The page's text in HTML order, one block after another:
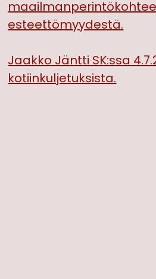
esteettömyydestä.
Jaakko Jäntti SK:ssa
kotiinkuljetuksista.